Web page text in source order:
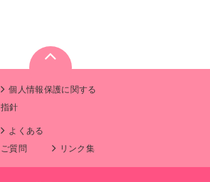
個人情報保護に関する
指針
よくある
ご質問
リンク集